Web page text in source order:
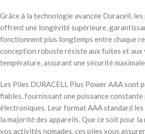
Grâce à la technologie avancée Duracell,
offrent une longévité supérieure,
fonctionnent plus longtemps entre chaque
conception robuste résiste aux fuites et aux
température, assurant une sécurité
Les Piles DURACELL Plus Power AAA sont
fiables, fournissant une puissance
électroniques. Leur format AAA standard
la majorité des appareils. Que ce soit pour la
vos activités nomades, ces piles vous